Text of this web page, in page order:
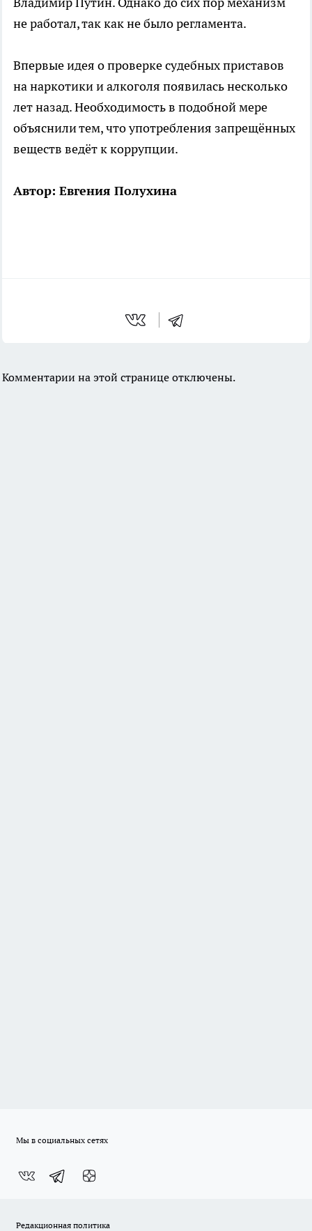
не работал, так как не было регламента.
Впервые идея о проверке судебных приставов
на наркотики и алкоголя появилась несколько
лет назад. Необходимость в подобной мере
объяснили тем, что употребления запрещённых
веществ ведёт к коррупции.
Автор: Евгения Полухина
Комментарии на этой странице отключены.
Мы в социальных сетях
Редакционная политика